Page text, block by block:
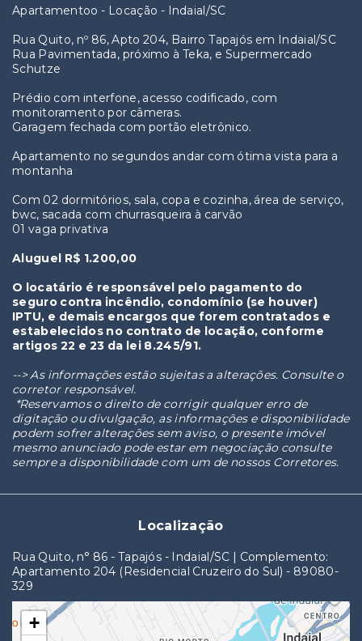
Apartamentoo - Locação - Indaial/SC
Rua Quito, nº 86, Apto 204, Bairro Tapajós em Indaial/SC
Rua Pavimentada, próximo à Teka, e Supermercado
Schutze
Prédio com interfone, acesso codificado, com
monitoramento por câmeras.
Garagem fechada com portão eletrônico.
Apartamento no segundos andar com ótima vista para a
montanha
Com 02 dormitórios, sala, copa e cozinha, área de serviço,
bwc, sacada com churrasqueira à carvão
01 vaga privativa
Aluguel R$ 1.200,00
O locatário é responsável pelo pagamento do
seguro contra incêndio, condomínio (se houver)
IPTU, e demais encargos que forem contratados e
estabelecidos no contrato de locação, conforme
artigos 22 e 23 da lei 8.245/91.
--> As informações estão sujeitas a alterações. Consulte o
corretor responsável.
*Reservamos o direito de corrigir qualquer erro de
digitação ou divulgação, as informações e disponibilidade
podem sofrer alterações sem aviso, o presente imóvel
mesmo anunciado pode estar em negociação consulte
sempre a disponibilidade com um de nossos Corretores.
Localização
Rua Quito, n° 86 - Tapajós - Indaial/SC | Complemento:
Apartamento 204 (Residencial Cruzeiro do Sul) - 89080-
329
+